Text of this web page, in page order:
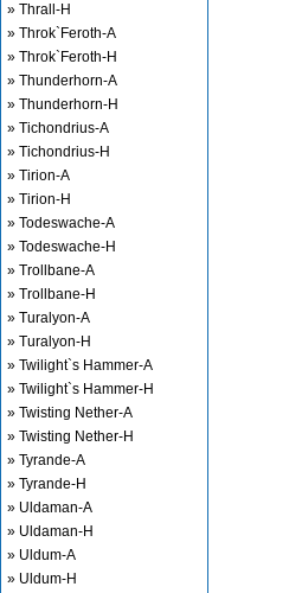
» Thrall-H
» Throk`Feroth-A
» Throk`Feroth-H
» Thunderhorn-A
» Thunderhorn-H
» Tichondrius-A
» Tichondrius-H
» Tirion-A
» Tirion-H
» Todeswache-A
» Todeswache-H
» Trollbane-A
» Trollbane-H
» Turalyon-A
» Turalyon-H
» Twilight`s Hammer-A
» Twilight`s Hammer-H
» Twisting Nether-A
» Twisting Nether-H
» Tyrande-A
» Tyrande-H
» Uldaman-A
» Uldaman-H
» Uldum-A
» Uldum-H